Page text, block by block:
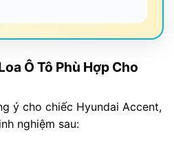
Ô Tô Phù Hợp Cho
ý cho chiếc Hyundai Accent,
nghiệm sau: